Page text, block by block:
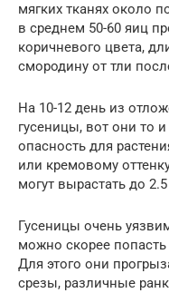
мягких тканях около
в среднем 50-60 яиц
коричневого цвета,
смородину от тли
На 10-12 день из
гусеницы, вот они то
опасность для
или кремовому
могут вырастать до
Гусеницы очень
можно скорее
Для этого они
срезы, различные